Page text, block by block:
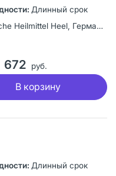
Длинный срок
Biologische Heilmittel Heel, Германия
672 руб.
В корзину
Длинный срок